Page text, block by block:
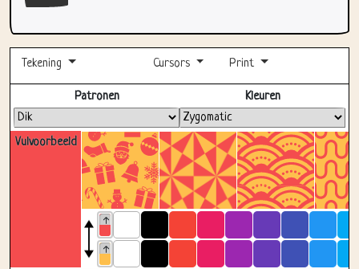
Tekening Cursors Print
Volledig scherm
Vulvoorbeeld
Patronen Kleuren